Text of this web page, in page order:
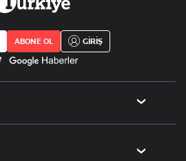
ABONE OL GİRİŞ